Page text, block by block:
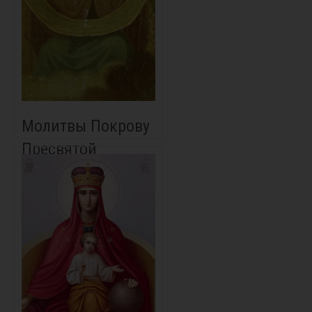
Молитвы Покрову
Пресвятой
Богородицы